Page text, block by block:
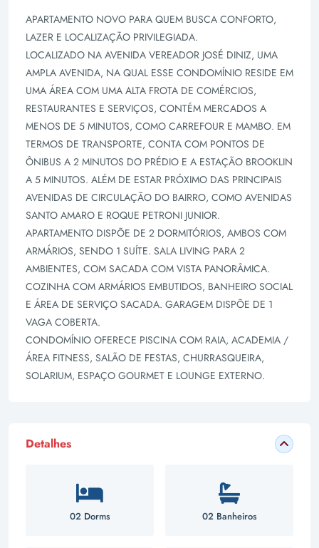
APARTAMENTO NOVO PARA QUEM BUSCA CONFORTO,
LAZER E LOCALIZAÇÃO PRIVILEGIADA.
LOCALIZADO NA AVENIDA VEREADOR JOSÉ DINIZ, UMA
AMPLA AVENIDA, NA QUAL ESSE CONDOMÍNIO RESIDE EM
UMA ÁREA COM UMA ALTA FROTA DE COMÉRCIOS,
RESTAURANTES E SERVIÇOS, CONTÉM MERCADOS A
MENOS DE 5 MINUTOS, COMO CARREFOUR E MAMBO. EM
TERMOS DE TRANSPORTE, CONTA COM PONTOS DE
ÔNIBUS A 2 MINUTOS DO PRÉDIO E A ESTAÇÃO BROOKLIN
A 5 MINUTOS. ALÉM DE ESTAR PRÓXIMO DAS PRINCIPAIS
AVENIDAS DE CIRCULAÇÃO DO BAIRRO, COMO AVENIDAS
SANTO AMARO E ROQUE PETRONI JUNIOR.
APARTAMENTO DISPÕE DE 2 DORMITÓRIOS, AMBOS COM
ARMÁRIOS, SENDO 1 SUÍTE. SALA LIVING PARA 2
AMBIENTES, COM SACADA COM VISTA PANORÂMICA.
COZINHA COM ARMÁRIOS EMBUTIDOS, BANHEIRO SOCIAL
E ÁREA DE SERVIÇO SACADA. GARAGEM DISPÕE DE 1
VAGA COBERTA.
CONDOMÍNIO OFERECE PISCINA COM RAIA, ACADEMIA /
ÁREA FITNESS, SALÃO DE FESTAS, CHURRASQUEIRA,
SOLARIUM, ESPAÇO GOURMET E LOUNGE EXTERNO.
Detalhes
02 Dorms 02 Banheiros